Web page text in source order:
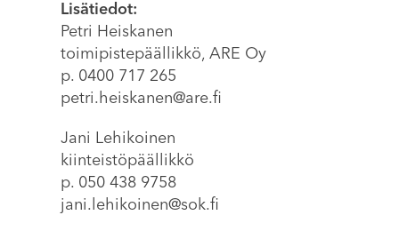
Lisätiedot:
Petri Heiskanen
toimipistepäällikkö, ARE Oy
p. 0400 717 265
petri.heiskanen@are.fi
Jani Lehikoinen
kiinteistöpäällikkö
p. 050 438 9758
jani.lehikoinen@sok.fi